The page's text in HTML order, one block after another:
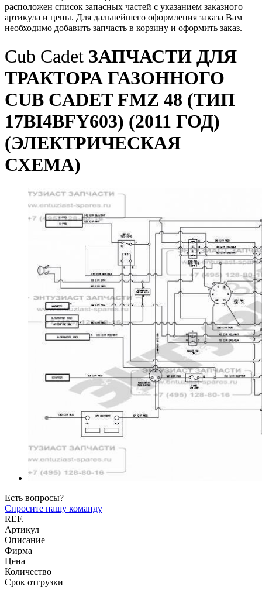
расположен список запасных частей с указанием заказного
артикула и цены. Для дальнейшего оформления заказа Вам
необходимо добавить запчасть в корзину и оформить заказ.
Cub Cadet ЗАПЧАСТИ ДЛЯ
ТРАКТОРА ГАЗОННОГО
CUB CADET FMZ 48 (ТИП
17BI4BFY603) (2011 ГОД)
(ЭЛЕКТРИЧЕСКАЯ
СХЕМА)
Есть вопросы?
Спросите нашу команду
REF.
Артикул
Описание
Фирма
Цена
Количество
Срок отгрузки